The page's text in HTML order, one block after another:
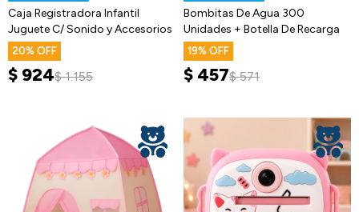
Caja Registradora Infantil
Juguete C/ Sonido y Accesorios
20
$ 924$ 1.155
Bombitas De Agua 300
Unidades + Botella De Recarga
19
$ 457$ 571